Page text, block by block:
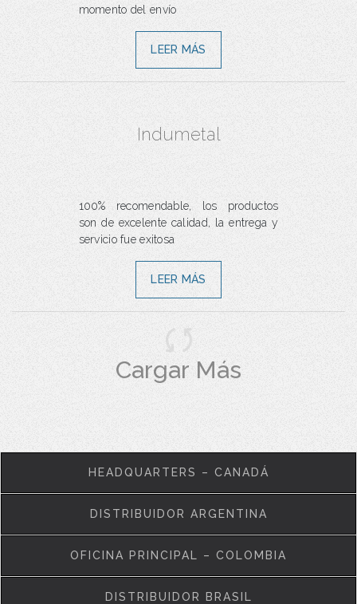
momento del envío
LEER MÁS
Indumetal
100% recomendable, los productos
son de excelente calidad, la entrega y
servicio fue exitosa
LEER MÁS
Cargar Más
HEADQUARTERS – CANADÁ
DISTRIBUIDOR ARGENTINA
OFICINA PRINCIPAL – COLOMBIA
DISTRIBUIDOR BRASIL